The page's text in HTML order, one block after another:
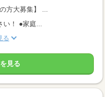
方大募集】 ...
！ ●家庭...
る
見る